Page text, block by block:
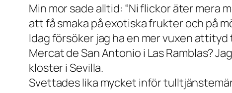
Min mor sade alltid: “Ni flickor äter mera
att få smaka på exotiska frukter och på
Idag försöker jag ha en mer vuxen
Mercat de San Antonio i Las Ramblas?
kloster i Sevilla.
Svettades lika mycket inför